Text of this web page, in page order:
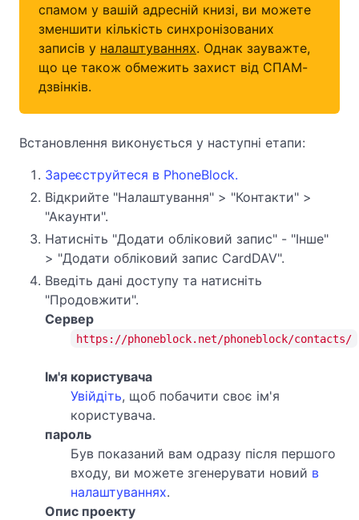
спамом у вашій адресній книзі, ви можете
зменшити кількість синхронізованих
записів у налаштуваннях. Однак зауважте,
що це також обмежить захист від СПАМ-
дзвінків.
Встановлення виконується у наступні етапи:
Зареєструйтеся в PhoneBlock.
Відкрийте "Налаштування" > "Контакти" >
"Акаунти".
Натисніть "Додати обліковий запис" - "Інше"
> "Додати обліковий запис CardDAV".
Введіть дані доступу та натисніть
"Продовжити".
Сервер
https://phoneblock.net/phoneblock/contacts/
Ім'я користувача
Увійдіть, щоб побачити своє ім'я
користувача.
пароль
Був показаний вам одразу після першого
входу, ви можете згенерувати новий в
налаштуваннях.
Опис проекту